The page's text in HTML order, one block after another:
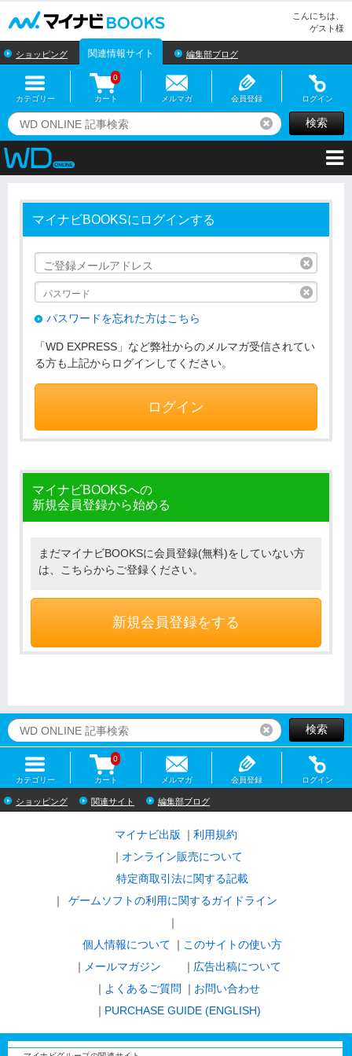
こんにちは、
ゲスト様
ショッピング 関連情報サイト 編集部ブログ
カテゴリー カート
0
メルマガ 会員登録 ログイン
リセット検索
マイナビBOOKSにログインする
パスワードを忘れた方はこちら
「WD EXPRESS」など弊社からのメルマガ受信されてい
る方も上記からログインしてください。
ログイン
マイナビBOOKSへの
新規会員登録から始める
まだマイナビBOOKSに会員登録(無料)をしていない方
は、こちらからご登録ください。
新規会員登録をする
リセット検索
カテゴリー カート
0
メルマガ 会員登録 ログイン
ショッピング 関連サイト 編集部ブログ
マイナビ出版
利用規約
オンライン販売について
特定商取引法に関する記載
ゲームソフトの利用に関するガイドライン
｜
個人情報について
このサイトの使い方
メールマガジン
広告出稿について
よくあるご質問
お問い合わせ
PURCHASE GUIDE (ENGLISH)